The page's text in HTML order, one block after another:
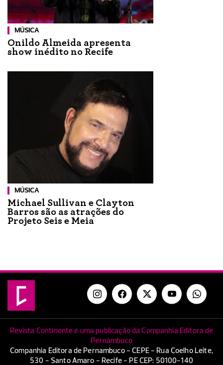
MÚSICA
Onildo Almeida apresenta
show inédito no Recife
MÚSICA
Michael Sullivan e Clayton
Barros são as atrações do
Projeto Seis e Meia
Revista Continente é uma publicação da Companhia Editora de
Pernambuco
Companhia Editora de Pernambuco - CEPE - Rua Coelho Leite,
530 - Santo Amaro - Recife - PE CEP: 50100-140